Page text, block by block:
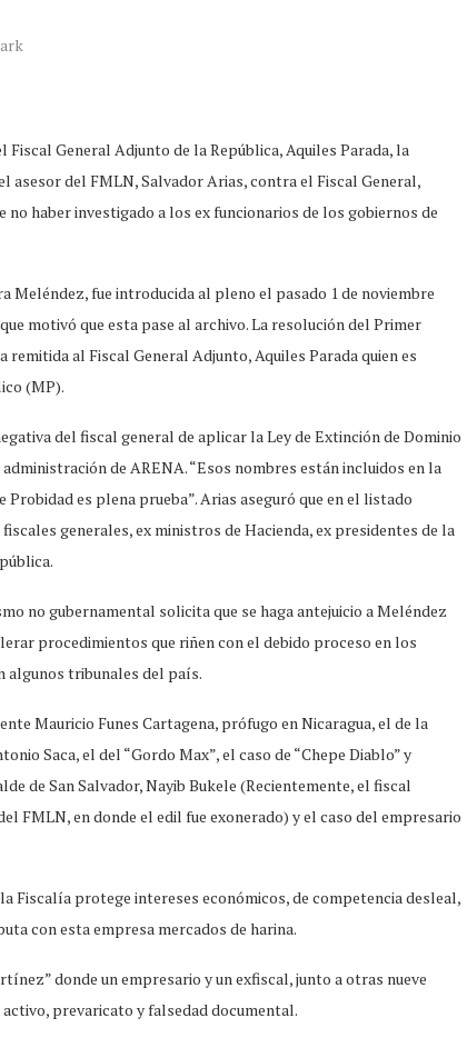
General Adjunto de la República, Aquiles Parada, la
del FMLN, Salvador Arias, contra el Fiscal General,
haber investigado a los ex funcionarios de los gobiernos de
fue introducida al pleno el pasado 1 de noviembre
motivó que esta pase al archivo. La resolución del Primer
al Fiscal General Adjunto, Aquiles Parada quien es
(MP).
del fiscal general de aplicar la Ley de Extinción de Dominio
de ARENA. “Esos nombres están incluidos en la
es plena prueba”. Arias aseguró que en el listado
generales, ex ministros de Hacienda, ex presidentes de la
no gubernamental solicita que se haga antejuicio a Meléndez
procedimientos que riñen con el debido proceso en los
algunos tribunales del país.
Mauricio Funes Cartagena, prófugo en Nicaragua, el de la
Saca, el del “Gordo Max”, el caso de “Chepe Diablo” y
de San Salvador, Nayib Bukele (Recientemente, el fiscal
FMLN, en donde el edil fue exonerado) y el caso del empresario
Fiscalía protege intereses económicos, de competencia desleal,
con esta empresa mercados de harina.
donde un empresario y un exfiscal, junto a otras nueve
prevaricato y falsedad documental.